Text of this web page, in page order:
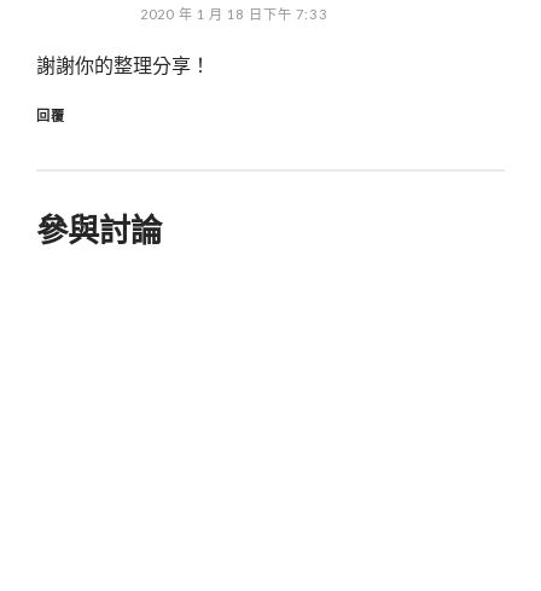
2020 年 1 月 18 日下午 7:33
謝謝你的整理分享！
回覆
參與討論